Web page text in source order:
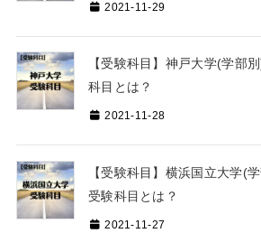
2021-11-29
【受験科目】神戸大学(学部
科目とは？
2021-11-28
【受験科目】横浜国立大学(
受験科目とは？
2021-11-27